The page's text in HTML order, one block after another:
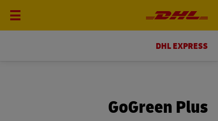
DHL EXPRESS
GoGreen Plus